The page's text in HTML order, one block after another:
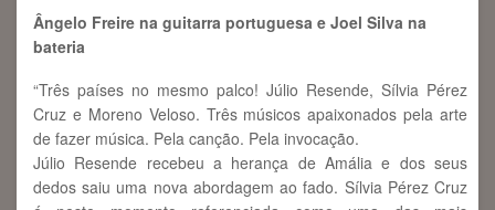
Ângelo Freire na guitarra portuguesa e Joel Silva na
bateria
“Três países no mesmo palco! Júlio Resende, Sílvia Pérez
Cruz e Moreno Veloso. Três músicos apaixonados pela arte
de fazer música. Pela canção. Pela invocação.
Júlio Resende recebeu a herança de Amália e dos seus
dedos saiu uma nova abordagem ao fado. Sílvia Pérez Cruz